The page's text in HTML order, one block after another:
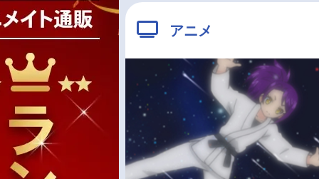
マンガ・ラノベ ゲーム・アプリ
最新記事一覧
アニメ記事一覧
声優記事一覧
アニメ